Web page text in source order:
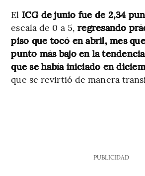
El ICG de junio fue de 2,34
escala de 0 a 5,regresando
piso que tocó en abril, mes
punto más bajo en la
que se había iniciado en
que se revirtió de manera
PUBLICIDAD